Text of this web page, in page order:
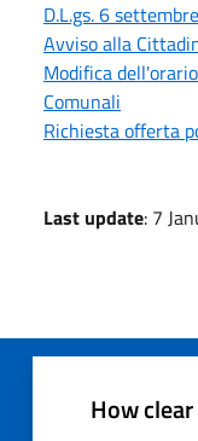
D.L.gs. 6
Avviso alla
Modifica
Comunali
Richiesta offerta
Last update: 7
How